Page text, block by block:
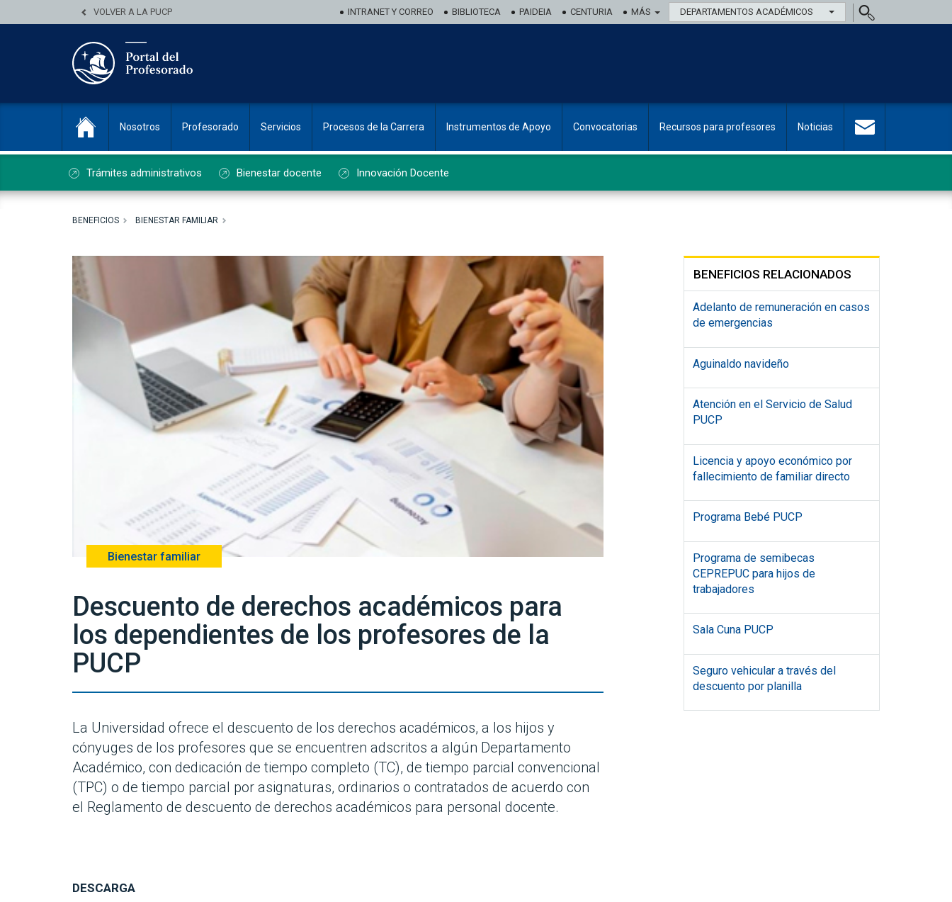
VOLVER A LA PUCP INTRANET Y CORREO BIBLIOTECA PAIDEIA CENTURIA MÁS DEPARTAMENTOS ACADÉMICOS
Nosotros Profesorado Servicios Procesos de la Carrera Instrumentos de Apoyo Convocatorias Recursos para profesores Noticias
Trámites administrativos Bienestar docente Innovación Docente
BENEFICIOS BIENESTAR FAMILIAR
Bienestar familiar
Descuento de derechos académicos para
los dependientes de los profesores de la
PUCP
La Universidad ofrece el descuento de los derechos académicos, a los hijos y
cónyuges de los profesores que se encuentren adscritos a algún Departamento
Académico, con dedicación de tiempo completo (TC), de tiempo parcial convencional
(TPC) o de tiempo parcial por asignaturas, ordinarios o contratados de acuerdo con
el Reglamento de descuento de derechos académicos para personal docente.
DESCARGA
BENEFICIOS RELACIONADOS
Adelanto de remuneración en casos
de emergencias
Aguinaldo navideño
Atención en el Servicio de Salud
PUCP
Licencia y apoyo económico por
fallecimiento de familiar directo
Programa Bebé PUCP
Programa de semibecas
CEPREPUC para hijos de
trabajadores
Sala Cuna PUCP
Seguro vehicular a través del
descuento por planilla